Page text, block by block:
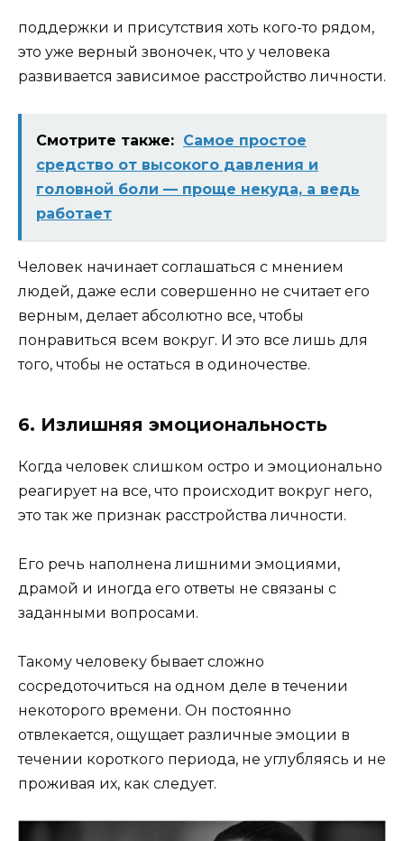
поддержки и присутствия хоть кого-то рядом,
это уже верный звоночек, что у человека
развивается зависимое расстройство личности.
Смотрите также: Самое простое
средство от высокого давления и
головной боли — проще некуда, а ведь
работает
Человек начинает соглашаться с мнением
людей, даже если совершенно не считает его
верным, делает абсолютно все, чтобы
понравиться всем вокруг. И это все лишь для
того, чтобы не остаться в одиночестве.
6. Излишняя эмоциональность
Когда человек слишком остро и эмоционально
реагирует на все, что происходит вокруг него,
это так же признак расстройства личности.
Его речь наполнена лишними эмоциями,
драмой и иногда его ответы не связаны с
заданными вопросами.
Такому человеку бывает сложно
сосредоточиться на одном деле в течении
некоторого времени. Он постоянно
отвлекается, ощущает различные эмоции в
течении короткого периода, не углубляясь и не
проживая их, как следует.